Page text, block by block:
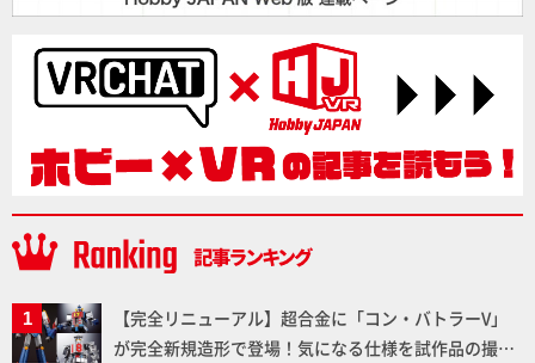
【完全リニューアル】超合金に「コン・バトラーV」
が完全新規造形で登場！気になる仕様を試作品の撮り